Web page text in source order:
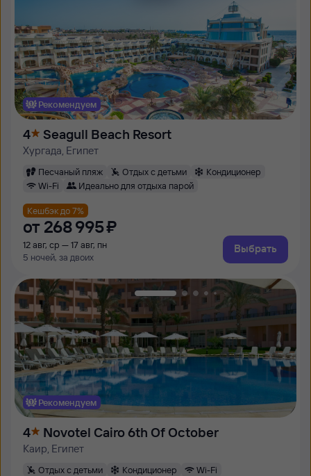
Рекомендуем
4 Seagull Beach Resort
Хургада, Египет
Песчаный пляж Отдых с детьми
Кондиционер
Wi-Fi
Идеально для отдыха парой
Кешбэк до 7%
от 268 ⁠995 ⁠₽
12 авг, ср — 17 авг, пн
5 ночей, за двоих
Выбрать
Рекомендуем
4 Novotel Cairo 6th Of October
Каир, Египет
Отдых с детьми Кондиционер
Wi-Fi